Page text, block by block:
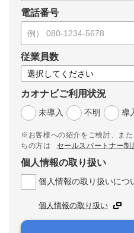
電話番号
従業員数
カオナビご利用状況
未導入
不明 導
※お客様への紹介をご検討、ま
ちの方は
セールスパートナー制
個人情報の取り扱い
個人情報の取り扱いにつ
個人情報の取り扱い